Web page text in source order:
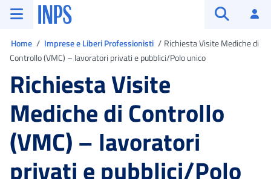
Vai al menu principale
Vai al contenuto principale
Vai al pie' di pagina
INPS ()
Home Imprese e Liberi Professionisti
Richiesta Visite Mediche di
Controllo (VMC) – lavoratori privati e pubblici/Polo unico
Richiesta Visite
Mediche di Controllo
(VMC) – lavoratori
privati e pubblici/Polo